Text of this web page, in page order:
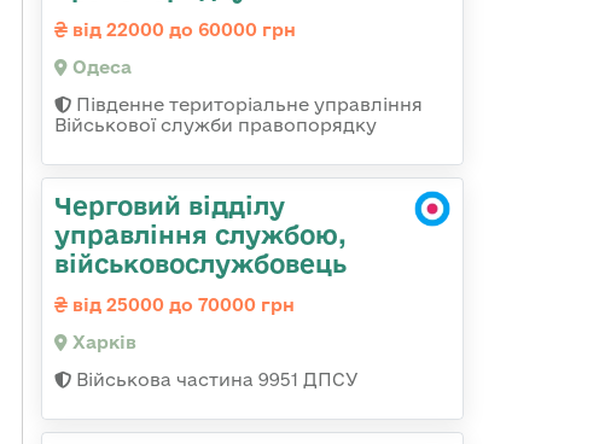
від 22000 до 60000 грн
Одеса
Південне територіальне управління
Військової служби правопорядку
Черговий відділу
управління службою,
військовослужбовець
від 25000 до 70000 грн
Харків
Військова частина 9951 ДПСУ